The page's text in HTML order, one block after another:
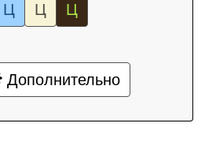
Ц Ц Ц
Дополнительно